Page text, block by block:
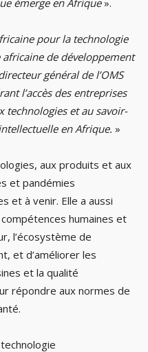
pour la technologie
de développement
général de l’OMS
l’accès des entreprises
technologies et au savoir-
en Afrique. »
aux produits et aux
et pandémies
et à venir. Elle a aussi
humaines et
l’écosystème de
et d’améliorer les
et la qualité
répondre aux normes de